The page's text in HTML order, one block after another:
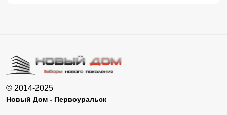
© 2014-2025
Новый Дом - Первоуральск